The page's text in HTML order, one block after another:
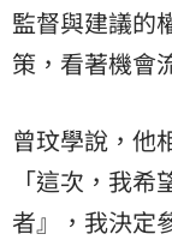
監督與建議的
策，看著機會
曾玟學說，他
「這次，我
者』，我決定